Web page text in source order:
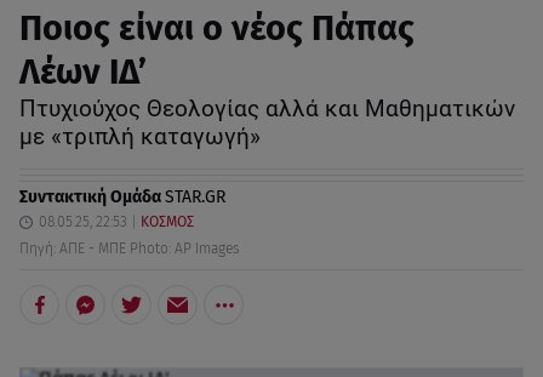
Ποιος είναι ο νέος Πάπας
Λέων ΙΔ’
Πτυχιούχος Θεολογίας αλλά και Μαθηματικών
με «τριπλή καταγωγή»
Συντακτική ΟμάδαSTAR.GR
08.05.25, 22:53
ΚΟΣΜΟΣ
Πηγή: ΑΠΕ - ΜΠΕ Photo: AP Images